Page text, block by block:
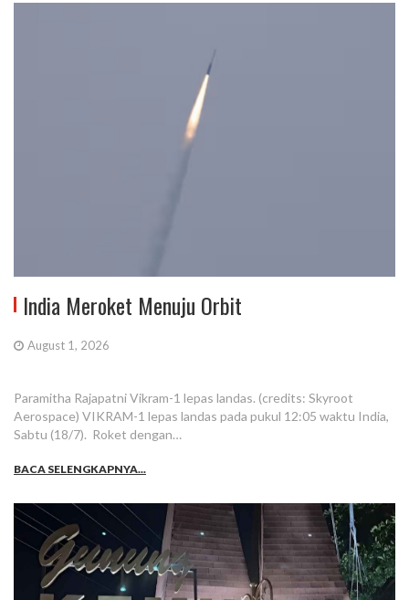
India Meroket Menuju Orbit
August 1, 2026
Paramitha Rajapatni Vikram-1 lepas landas. (credits: Skyroot
Aerospace) VIKRAM-1 lepas landas pada pukul 12:05 waktu India,
Sabtu (18/7). Roket dengan…
BACA SELENGKAPNYA...